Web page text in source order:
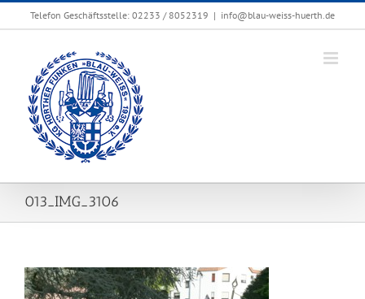
Zum
Telefon Geschäftsstelle: 02233 / 8052319 | info@blau-weiss-huerth.de
013_IMG_3106